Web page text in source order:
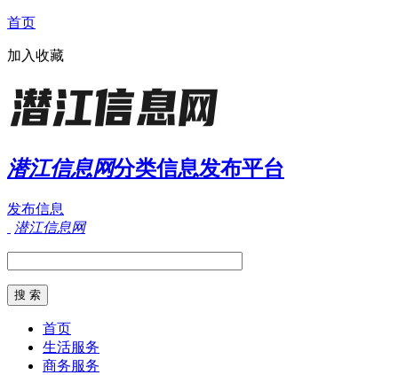
首页
加入收藏
潜江信息网分类信息发布平台
发布信息
潜江信息网
首页
生活服务
商务服务